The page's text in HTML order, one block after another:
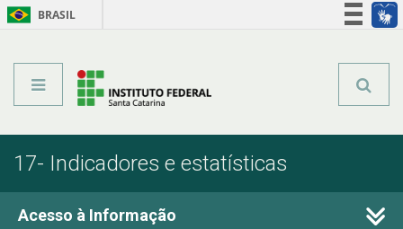
BRASIL
17- Indicadores e estatísticas
Acesso à Informação